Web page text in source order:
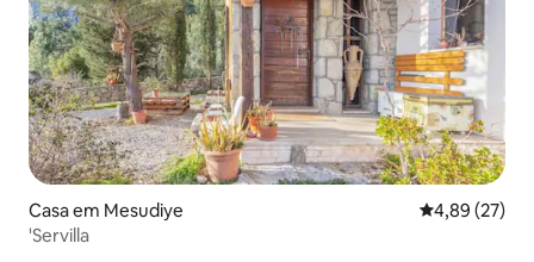
Casa em Mesudiye Classificação
4,89 (27)
'Servilla